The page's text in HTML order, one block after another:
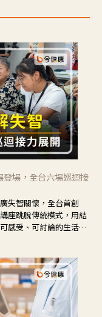
場，全台六場巡迴接
失智關懷，全台首創
座跳脫傳統模式，用結
感受、可討論的生活情